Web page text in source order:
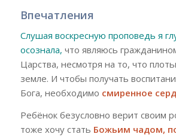
Впечатления
Слушая воскресную проповедь я
осознала, что являюсь
Царства, несмотря на то, что плот
земле. И чтобы получать
Бога, необходимо смиренное
Ребёнок безусловно верит своим
тоже хочу стать Божьим чадом,